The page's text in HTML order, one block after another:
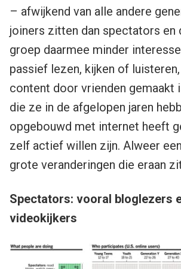
– afwijkend van alle andere
joiners zitten dan spectators en
groep daarmee minder
passief lezen, kijken of
content door vrienden gemaakt
die ze in de afgelopen jaren
opgebouwd met internet heeft
zelf actief willen zijn. Alweer
grote veranderingen die eraan
Spectators: vooral bloglezers
videokijkers